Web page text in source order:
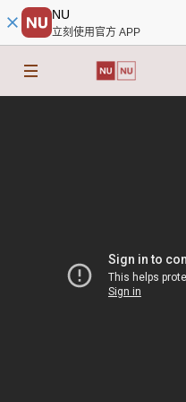
NU
立刻使用官方 APP